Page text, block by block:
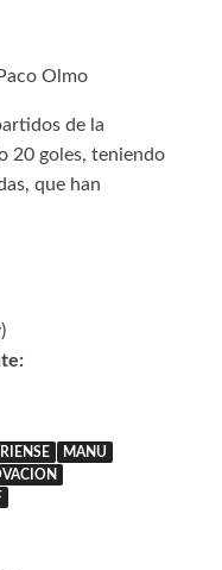
Olmo
de la
20 goles, teniendo
que han
MANU